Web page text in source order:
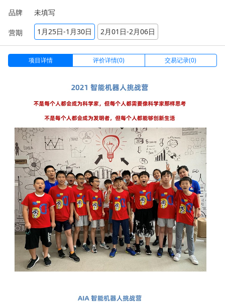
品牌
未填写
营期 1月25日-1月30日 2月01日-2月06日
项目详情 评价详情(0) 交易记录(0)